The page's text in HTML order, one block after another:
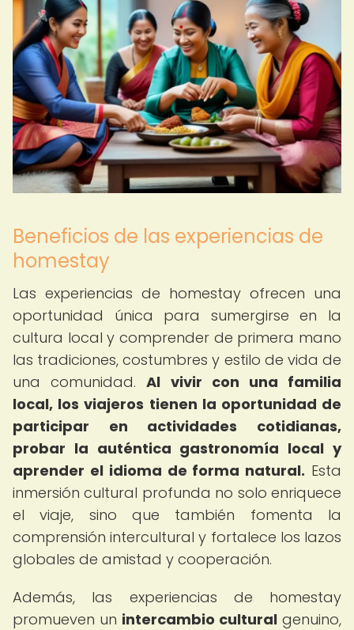
Beneficios de las experiencias de
homestay
Las experiencias de homestay ofrecen una
oportunidad única para sumergirse en la
cultura local y comprender de primera mano
las tradiciones, costumbres y estilo de vida de
una comunidad.Al vivir con una familia
local, los viajeros tienen la oportunidad de
participar en actividades cotidianas,
probar la auténtica gastronomía local y
aprender el idioma de forma natural. Esta
inmersión cultural profunda no solo enriquece
el viaje, sino que también fomenta la
comprensión intercultural y fortalece los lazos
globales de amistad y cooperación.
Además, las experiencias de homestay
promueven un intercambio cultural genuino,